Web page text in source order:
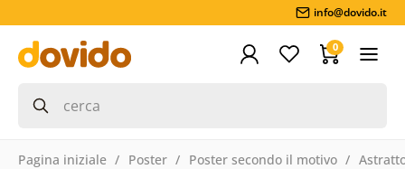
info@dovido.it
0
Pagina iniziale Poster Poster secondo il motivo